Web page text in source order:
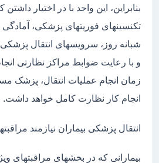
بنابراین، این واحد با در اختیار
تکنسینهای فوریتهای پزشکی، آمادگی
شبانه روز، سرویسهای انتقال پزشکی
و با رعایت ضوابط مراکز نظارتی
زمان انجام عملیات انتقال، پزشک
انجام کار نظارت کامل خواهد داشت.
انتقال پزشکی بیماران نیازمند
بیمارانی که در بخشهای مراقبتهای